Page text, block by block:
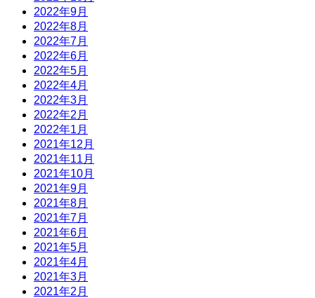
2022年9月
2022年8月
2022年7月
2022年6月
2022年5月
2022年4月
2022年3月
2022年2月
2022年1月
2021年12月
2021年11月
2021年10月
2021年9月
2021年8月
2021年7月
2021年6月
2021年5月
2021年4月
2021年3月
2021年2月